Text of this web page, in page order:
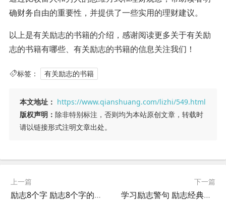
确财务自由的重要性，并提供了一些实用的理财建议。
以上是有关励志的书籍的介绍，感谢阅读更多关于有关励
志的书籍有哪些、有关励志的书籍的信息关注我们！
标签： 有关励志的书籍
本文地址： https://www.qianshuang.com/lizhi/549.html
版权声明： 除非特别标注，否则均为本站原创文章，转载时
请以链接形式注明文章出处。
上一篇
励志8个字 励志8个字的成语？
下一篇
学习励志警句 励志经典名言名句？